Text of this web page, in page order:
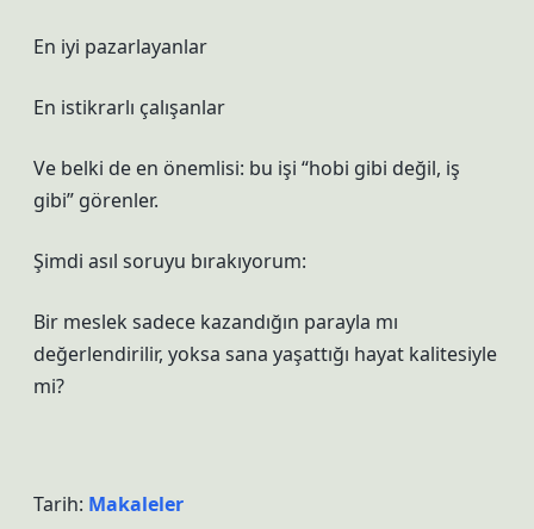
En iyi pazarlayanlar
En istikrarlı çalışanlar
Ve belki de en önemlisi: bu işi “hobi gibi değil, iş
gibi” görenler.
Şimdi asıl soruyu bırakıyorum:
Bir meslek sadece kazandığın parayla mı
değerlendirilir, yoksa sana yaşattığı hayat kalitesiyle
mi?
Tarih: Makaleler